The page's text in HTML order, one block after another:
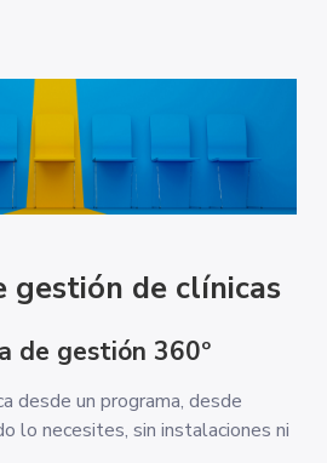
gestión de clínicas
de gestión 360º
desde un programa, desde
lo necesites, sin instalaciones ni